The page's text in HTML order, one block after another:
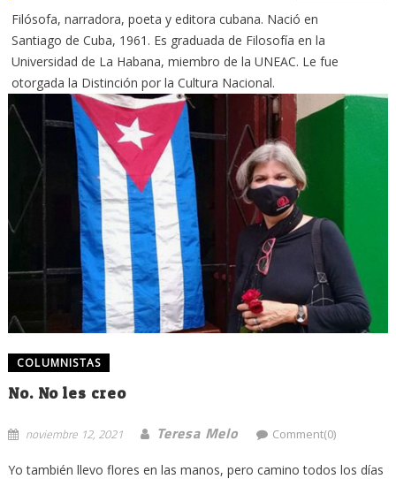
Filósofa, narradora, poeta y editora cubana. Nació en
Santiago de Cuba, 1961. Es graduada de Filosofía en la
Universidad de La Habana, miembro de la UNEAC. Le fue
otorgada la Distinción por la Cultura Nacional.
COLUMNISTAS
No. No les creo
noviembre 12, 2021 Teresa Melo Comment(0)
Yo también llevo flores en las manos, pero camino todos los días